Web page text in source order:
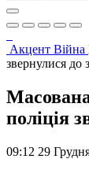
Акцент Війна
звернулися до
поліція
09:12 29